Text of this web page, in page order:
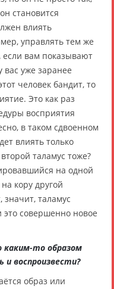
становится
влиять
управлять тем же
вам показывают
вас уже заранее
человек бандит, то
Это как раз
восприятия
в таком сдвоенном
влиять только
таламус тоже?
на одной
кору другой
значит, таламус
это совершенно новое
то образом
воспроизвести?
образ или